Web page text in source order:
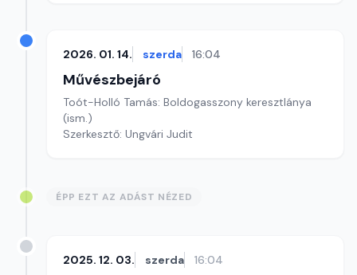
2026. 01. 14. szerda 16:04
Művészbejáró
Toót-Holló Tamás: Boldogasszony keresztlánya
(ism.)
Szerkesztő: Ungvári Judit
ÉPP EZT AZ ADÁST NÉZED
2025. 12. 03. szerda 16:04